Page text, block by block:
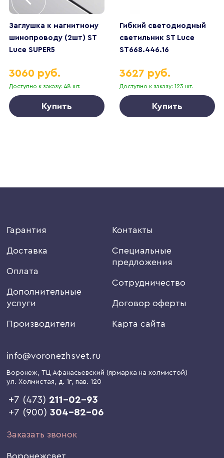
Заглушка к магнитному
шинопроводу (2шт) ST
Luce SUPER5
Доступно к заказу: 48 шт.
3060 руб.
Купить
Гибкий светодиодный
светильник ST Luce
ST668.446.16
Доступно к заказу: 123 шт.
3627 руб.
Купить
Гарантия
Доставка
Оплата
Дополнительные
услуги
Производители
Контакты
Специальные
предложения
Сотрудничество
Договор оферты
Карта сайта
info@voronezhsvet.ru
Воронеж, ТЦ Афанасьевский (ярмарка на холмистой)
ул. Холмистая, д. 1г, пав. 120
+7 (473) 211-02-93
+7 (900)304-82-06
Заказать звонок
Воронежсвет